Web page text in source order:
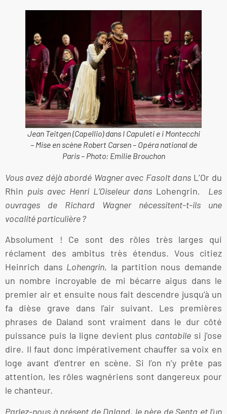
Jean Teitgen (Capellio) dans I Capuleti e i Montecchi
– Mise en scène Robert Carsen – Opéra national de
Paris – Photo: Emilie Brouchon
Vous avez déjà abordé Wagner avec Fasolt dans L’Or du
Rhin puis avec Henri L’Oiseleur dans Lohengrin. Les
ouvrages de Richard Wagner nécessitent-t-ils une
vocalité particulière ?
Absolument ! Ce sont des rôles très larges qui
réclament des ambitus très étendus. Vous citiez
Heinrich dans Lohengrin, la partition nous demande
un nombre incroyable de mi bécarre aigus dans le
premier air et ensuite nous fait descendre jusqu’à un
fa dièse grave dans l’air suivant. Les premières
phrases de Daland sont vraiment dans le dur côté
puissance puis la ligne devient plus cantabile si j’ose
dire. Il faut donc impérativement chauffer sa voix en
loge avant d’entrer en scène. Si l’on n’y prête pas
attention, les rôles wagnériens sont dangereux pour
le chanteur.
Parlez-nous à présent de Daland, le père de Senta et l’un